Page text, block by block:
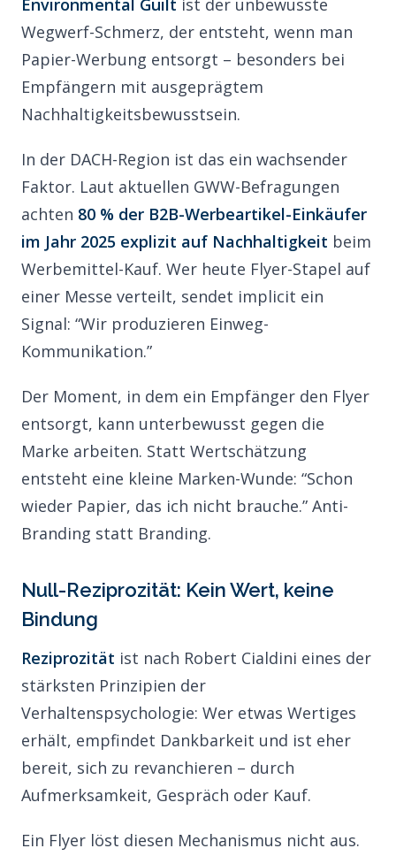
Environmental Guilt ist der unbewusste
Wegwerf-Schmerz, der entsteht, wenn man
Papier-Werbung entsorgt – besonders bei
Empfängern mit ausgeprägtem
Nachhaltigkeitsbewusstsein.
In der DACH-Region ist das ein wachsender
Faktor. Laut aktuellen GWW-Befragungen
achten 80 % der B2B-Werbeartikel-Einkäufer
im Jahr 2025 explizit auf Nachhaltigkeit beim
Werbemittel-Kauf. Wer heute Flyer-Stapel auf
einer Messe verteilt, sendet implicit ein
Signal: “Wir produzieren Einweg-
Kommunikation.”
Der Moment, in dem ein Empfänger den Flyer
entsorgt, kann unterbewusst gegen die
Marke arbeiten. Statt Wertschätzung
entsteht eine kleine Marken-Wunde: “Schon
wieder Papier, das ich nicht brauche.” Anti-
Branding statt Branding.
Null-Reziprozität: Kein Wert, keine
Bindung
Reziprozität ist nach Robert Cialdini eines der
stärksten Prinzipien der
Verhaltenspsychologie: Wer etwas Wertiges
erhält, empfindet Dankbarkeit und ist eher
bereit, sich zu revanchieren – durch
Aufmerksamkeit, Gespräch oder Kauf.
Ein Flyer löst diesen Mechanismus nicht aus.